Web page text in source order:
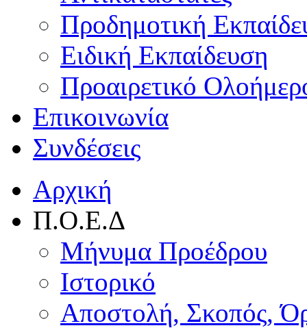
Προδημοτική
Ειδική Εκπαίδευση
Προαιρετικό
Επικοινωνία
Συνδέσεις
Αρχική
Π.Ο.Ε.Δ
Μήνυμα Προέδρου
Ιστορικό
Αποστολή, Σκοπός,